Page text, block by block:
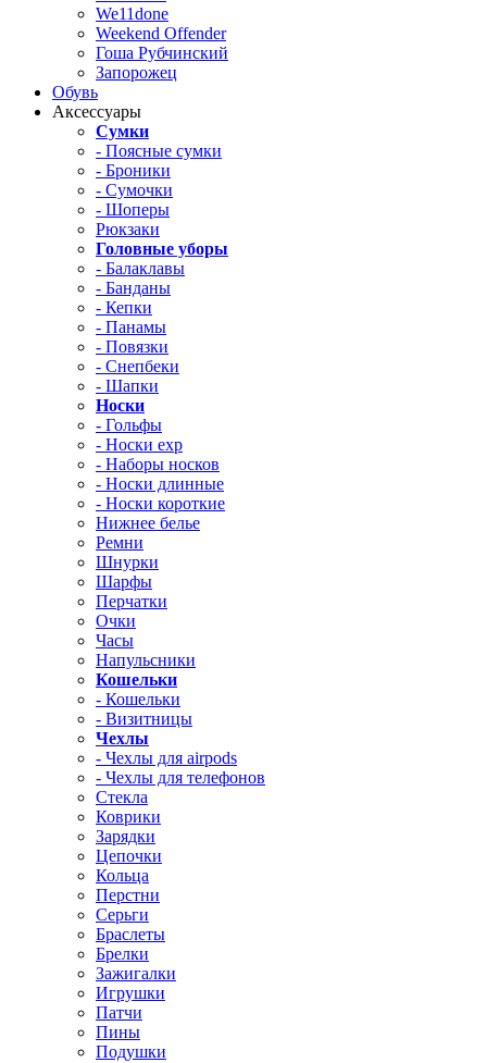
We11done
Weekend Offender
Гоша Рубчинский
Запорожец
Обувь
Аксессуары
Сумки
- Поясные сумки
- Броники
- Сумочки
- Шоперы
Рюкзаки
Головные уборы
- Балаклавы
- Банданы
- Кепки
- Панамы
- Повязки
- Снепбеки
- Шапки
Носки
- Гольфы
- Носки exp
- Наборы носков
- Носки длинные
- Носки короткие
Нижнее белье
Ремни
Шнурки
Шарфы
Перчатки
Очки
Часы
Напульсники
Кошельки
- Кошельки
- Визитницы
Чехлы
- Чехлы для airpods
- Чехлы для телефонов
Стекла
Коврики
Зарядки
Цепочки
Кольца
Перстни
Серьги
Браслеты
Брелки
Зажигалки
Игрушки
Патчи
Пины
Подушки